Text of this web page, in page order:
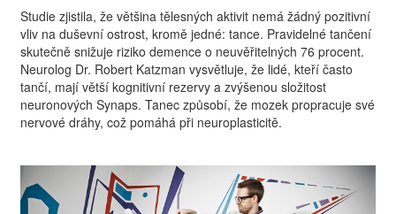
Studie zjistila, že většina tělesných aktivit nemá žádný pozitivní
vliv na duševní ostrost, kromě jedné: tance. Pravidelné tančení
skutečně snižuje riziko demence o neuvěřitelných 76 procent.
Neurolog Dr. Robert Katzman vysvětluje, že lidé, kteří často
tančí, mají větší kognitivní rezervy a zvýšenou složitost
neuronových Synaps. Tanec způsobí, že mozek propracuje své
nervové dráhy, což pomáhá při neuroplasticitě.